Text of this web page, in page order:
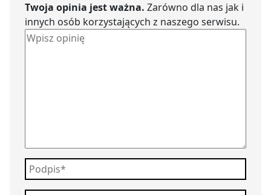
Twoja opinia jest ważna. Zarówno dla nas jak i
innych osób korzystających z naszego serwisu.